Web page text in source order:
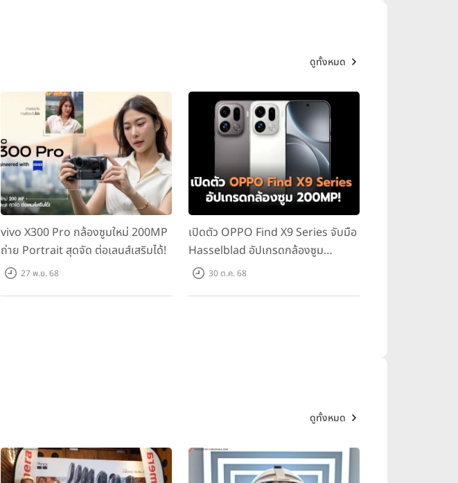
ดูทั้งหมด
vivo X300 Pro กล้องซูมใหม่ 200MP
ถ่าย Portrait สุดจัด ต่อเลนส์เสริมได้!
27 พ.ย. 68
เปิดตัว OPPO Find X9 Series จับมือ
Hasselblad อัปเกรดกล้องซูม
200MP!30 ต.ค. 68
ดูทั้งหมด